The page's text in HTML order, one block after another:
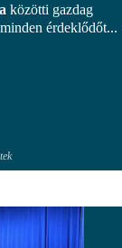
közötti gazdag
érdeklődőt...